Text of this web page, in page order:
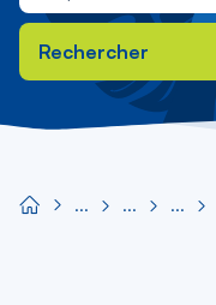
Rechercher